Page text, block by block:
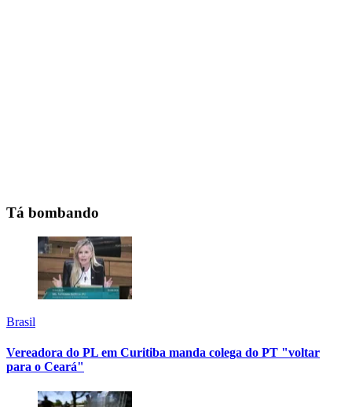
Tá bombando
Brasil
Vereadora do PL em Curitiba manda colega do PT "voltar
para o Ceará"